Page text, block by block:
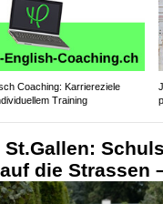
Coaching: Karriereziele
Training
St.Gallen:
die Strassen